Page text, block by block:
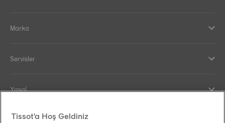
Marka
Servisler
Yasal
Yardım ve İletişim
Tissot'a Hoş Geldiniz